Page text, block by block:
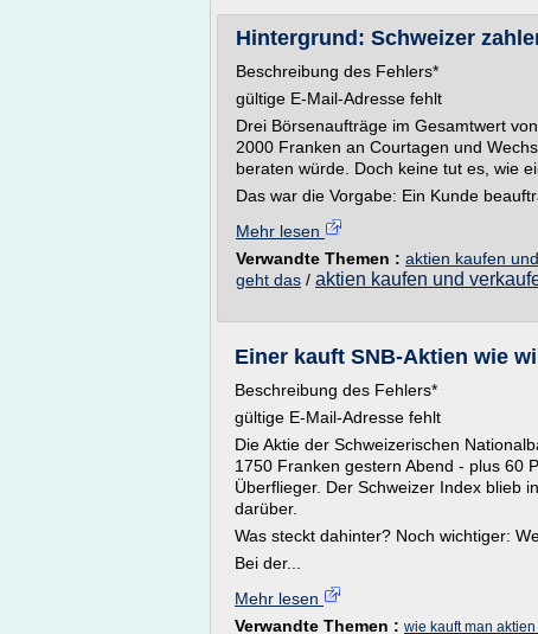
Hintergrund: Schweizer
Beschreibung des Fehlers*
gültige E-Mail-Adresse fehlt
Drei Börsenaufträge im Gesamtwert
2000 Franken an Courtagen und
beraten würde. Doch keine tut es, wie
Das war die Vorgabe: Ein Kunde
Mehr lesen
Verwandte Themen : aktien kaufen
geht das / aktien kaufen und
Einer kauft SNB-Aktien wie
Beschreibung des Fehlers*
gültige E-Mail-Adresse fehlt
Die Aktie der Schweizerischen
1750 Franken gestern Abend - plus 60
Überflieger. Der Schweizer Index blieb
darüber.
Was steckt dahinter? Noch wichtiger:
Bei der...
Mehr lesen
Verwandte Themen : wie kauft man